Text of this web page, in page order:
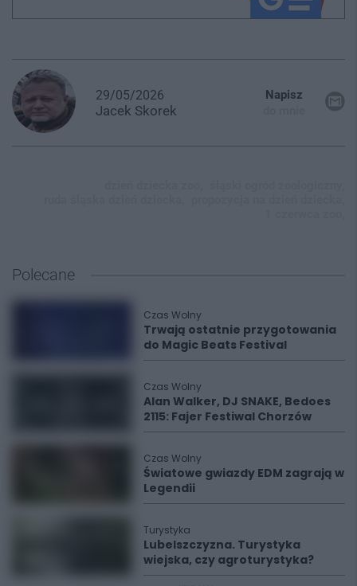
29/05/2026
Jacek Skorek
Napisz
Polecane
Czas Wolny
Trwają ostatnie przygotowania
do Magic Beats Festival
Czas Wolny
Alan Walker, DJ SNAKE, Bedoes
2115: Fajer Festiwal Chorzów
Czas Wolny
Światowe gwiazdy EDM zagrają w
Legendii
Turystyka
Lubelszczyzna. Turystyka
wiejska, czy agroturystyka?